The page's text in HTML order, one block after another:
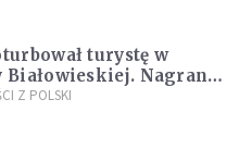
turystę w
Białowieskiej. Nagranie
Z POLSKI